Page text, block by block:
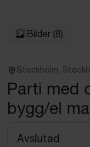
Bilder (8)
Stockholm,
Parti med
bygg/el
Avslutad